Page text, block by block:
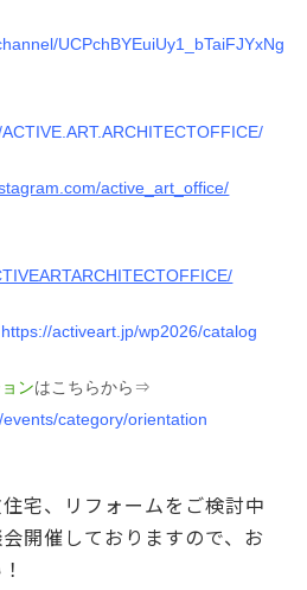
UCPchBYEuiUy1_bTaiFJYxNg
active_art_office/
https://activeart.jp/wp2026/catalog
ンはこちらから⇒
category/orientation
宅、リフォームをご検討中
開催しておりますので、お